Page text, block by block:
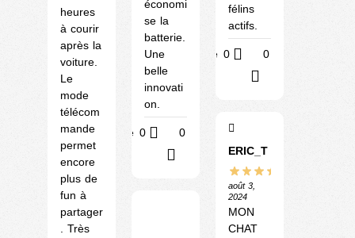
heures
à courir
après la
voiture.
Le
mode
télécom
mande
permet
encore
plus de
fun à
partager
. Très
économi
se la
batterie.
Une
belle
innovati
on.
Utile 0 0
félins
actifs.
Utile 0 0
ERIC_T
août 3,
2024
MON
CHAT